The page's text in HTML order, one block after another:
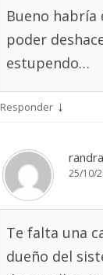
Bueno
poder
estupendo…
Responder ↓
25/10/
Te falta una
dueño del